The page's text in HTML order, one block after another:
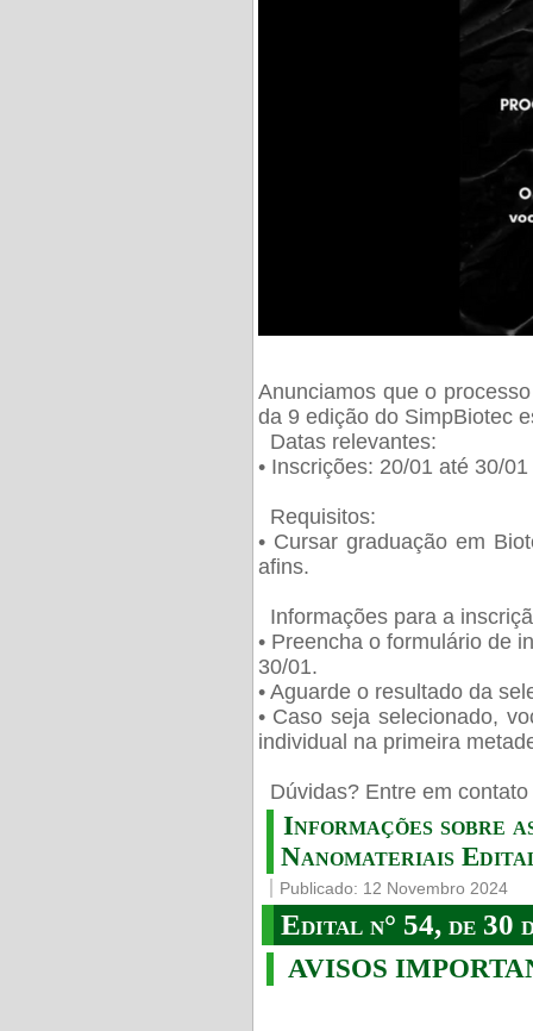
Anunciamos que o
da 9 edição do SimpBiotec
Datas relevantes:
• Inscrições: 20/01 até 30/01
Requisitos:
• Cursar graduação em
afins.
Informações para a
• Preencha o formulário de
30/01.
• Aguarde o resultado da
• Caso seja selecionado,
individual na primeira
Dúvidas? Entre em
Informações sobre
Nanomateriais
Publicado: 12 Novembro 2024
Edital n° 54, de 30
AVISOS